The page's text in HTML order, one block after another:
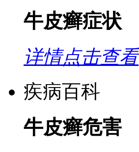
牛皮癣症状
详情点击查看
疾病百科
牛皮癣危害